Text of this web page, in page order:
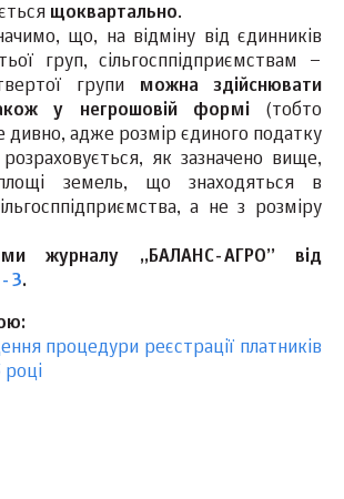
щоквартально.
що, на відміну від єдинників
груп, сільгосппідприємствам –
групи
можна здійснювати
у негрошовій формі(тобто
дивно, адже розмір єдиного податку
як зазначено вище,
земель, що знаходяться в
а не з розміру
журналу „БАЛАНС-АГРО” від
3.
процедури реєстрації платників
році